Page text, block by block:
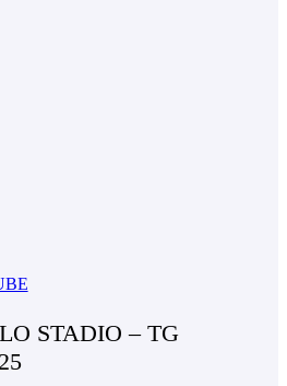
STADIO – TG